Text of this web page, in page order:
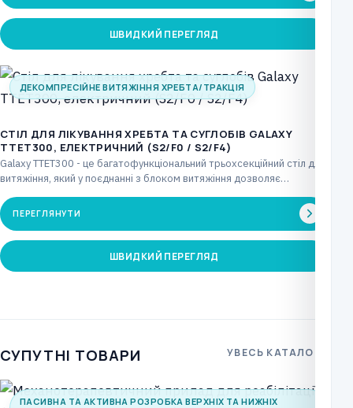
ШВИДКИЙ ПЕРЕГЛЯД
ДЕКОМПРЕСІЙНЕ ВИТЯЖІННЯ ХРЕБТА/ТРАКЦІЯ
CТІЛ ДЛЯ ЛІКУВАННЯ ХРЕБТА ТА СУГЛОБІВ GALAXY
TTET300, ЕЛЕКТРИЧНИЙ (S2/F0 / S2/F4)
Galaxy TTET300 - це багатофункціональний трьохсекційний стіл для
витяжіння, який у поєднанні з блоком витяжіння дозволяє…
ПЕРЕГЛЯНУТИ
ШВИДКИЙ ПЕРЕГЛЯД
СУПУТНІ ТОВАРИ УВЕСЬ КАТАЛОГ
ПАСИВНА ТА АКТИВНА РОЗРОБКА ВЕРХНІХ ТА НИЖНІХ